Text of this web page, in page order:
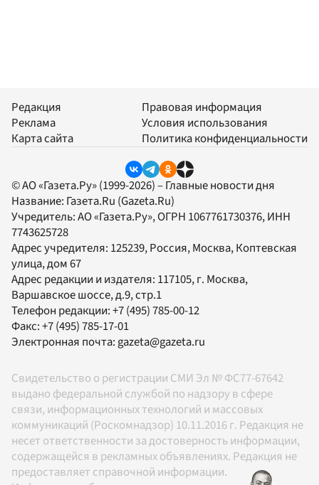
Редакция
Реклама
Карта сайта
Правовая информация
Условия использования
Политика конфиденциальности
© АО «Газета.Ру» (1999-2026) – Главные новости дня
Название: Газета.Ru (Gazeta.Ru)
Учредитель:АО «Газета.Ру», ОГРН 1067761730376, ИНН
7743625728
Адрес учредителя: 125239, Россия, Москва, Коптевская
улица, дом 67
Адрес редакции и издателя: 117105, г. Москва,
Варшавское шоссе, д.9, стр.1
Телефон редакции:+7 (495) 785-00-12
Факс:+7 (495) 785-17-01
Электронная почта: gazeta@gazeta.ru
Свидетельство о регистрации СМИ Эл № ФС77-67642
выдано федеральной службой по надзору в сфере
связи, информационных технологий и массовых
коммуникаций (Роскомнадзор) 10.11.2016 г. Редакция не
несет ответственности за достоверность информации,
содержащейся в рекламных объявлениях. Редакция не
предоставляет справочной информации.